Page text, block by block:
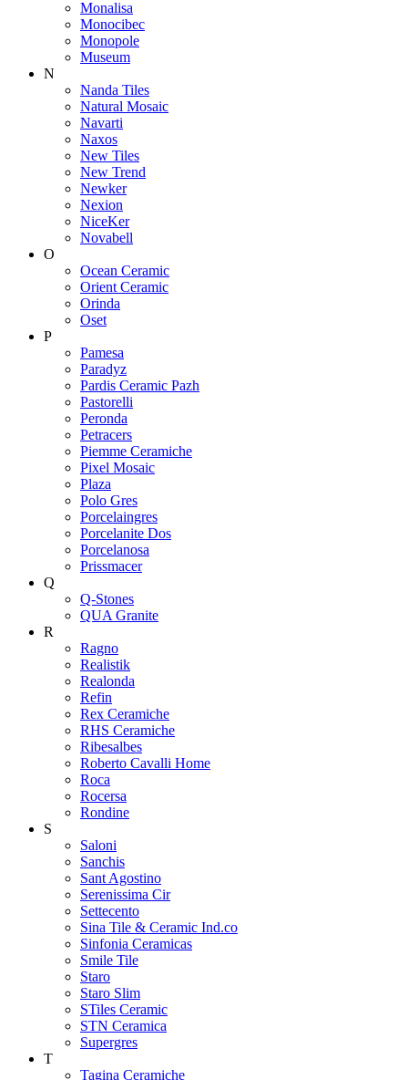
Monalisa
Monocibec
Monopole
Museum
N
Nanda Tiles
Natural Mosaic
Navarti
Naxos
New Tiles
New Trend
Newker
Nexion
NiceKer
Novabell
O
Ocean Ceramic
Orient Ceramic
Orinda
Oset
P
Pamesa
Paradyz
Pardis Ceramic Pazh
Pastorelli
Peronda
Petracers
Piemme Ceramiche
Pixel Mosaic
Plaza
Polo Gres
Porcelaingres
Porcelanite Dos
Porcelanosa
Prissmacer
Q
Q-Stones
QUA Granite
R
Ragno
Realistik
Realonda
Refin
Rex Ceramiche
RHS Ceramiche
Ribesalbes
Roberto Cavalli Home
Roca
Rocersa
Rondine
S
Saloni
Sanchis
Sant Agostino
Serenissima Cir
Settecento
Sina Tile & Ceramic Ind.co
Sinfonia Ceramicas
Smile Tile
Staro
Staro Slim
STiles Ceramic
STN Ceramica
Supergres
T
Tagina Ceramiche